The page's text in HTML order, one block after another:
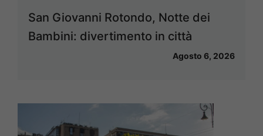
San Giovanni Rotondo, Notte dei
Bambini: divertimento in città
Agosto 6, 2026